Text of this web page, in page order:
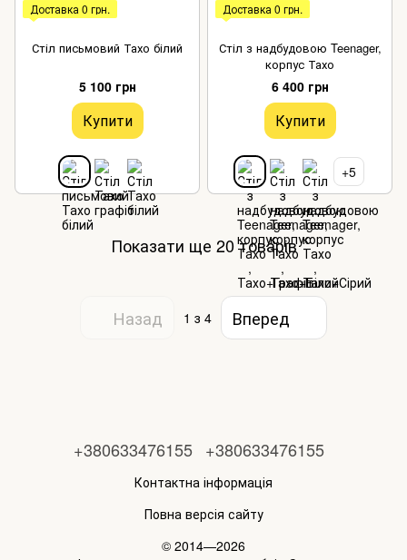
Доставка 0 грн.
Стіл письмовий Тахо білий
5 100 грн
Купити
Доставка 0 грн.
Стіл з надбудовою Teenager,
корпус Тахо
6 400 грн
Купити
+5
Показати ще 20 товарів
Назад 1 з 4 Вперед
+380633476155 +380633476155
Контактна інформація
Повна версія сайту
© 2014—2026